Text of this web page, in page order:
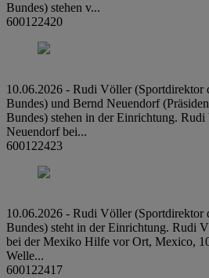
Bundes) stehen v...
600122420
10.06.2026 - Rudi Völler (Sportdirektor
Bundes) und Bernd Neuendorf
Bundes) stehen in der Einrichtung.
Neuendorf bei...
600122423
10.06.2026 - Rudi Völler (Sportdirektor
Bundes) steht in der Einrichtung. Rudi
bei der Mexiko Hilfe vor Ort, Mexico,
Welle...
600122417